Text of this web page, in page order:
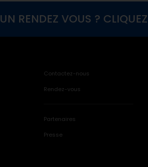
RENDEZ VOUS ?
Contactez-nous
Rendez-vous
Partenaires
Presse